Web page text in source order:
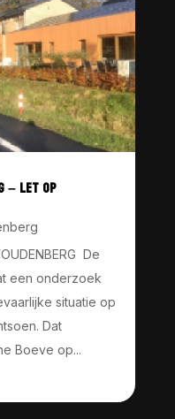
– LET OP
De
een onderzoek
situatie op
Dat
Boeve op...